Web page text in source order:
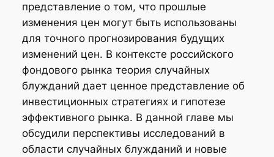
представление о том, что прошлые
изменения цен могут быть использованы
для точного прогнозирования будущих
изменений цен. В контексте российского
фондового рынка теория случайных
блужданий дает ценное представление об
инвестиционных стратегиях и гипотезе
эффективного рынка. В данной главе мы
обсудили перспективы исследований в
области случайных блужданий и новые